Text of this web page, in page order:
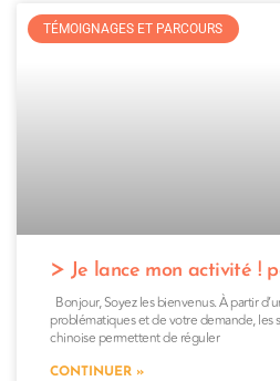
TÉMOIGNAGES ET PARCOURS
Je lance mon activité !
Bonjour, Soyez les bienvenus. À partir
problématiques et de votre demande, les
chinoise permettent de réguler
CONTINUER »